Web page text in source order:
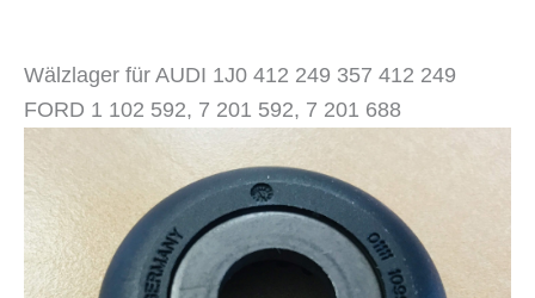
Wälzlager für AUDI 1J0 412 249 357 412 249
FORD 1 102 592, 7 201 592, 7 201 688